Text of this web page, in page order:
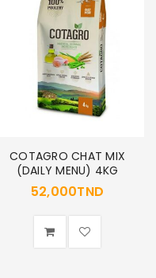
COTAGRO CHAT MIX
(DAILY MENU) 4KG
52,000TND